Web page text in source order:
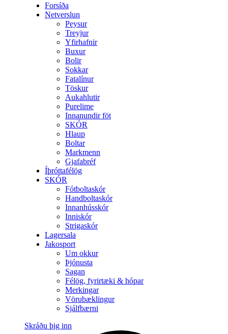
Forsíða
Netverslun
Peysur
Treyjur
Yfirhafnir
Buxur
Bolir
Sokkar
Fatalínur
Töskur
Aukahlutir
Purelime
Innanundir föt
SKÓR
Hlaup
Boltar
Markmenn
Gjafabréf
Íþróttafélög
SKÓR
Fótboltaskór
Handboltaskór
Innanhússkór
Inniskór
Strigaskór
Lagersala
Jakosport
Um okkur
Þjónusta
Sagan
Félög, fyrirtæki & hópar
Merkingar
Vörubæklingur
Sjálfbærni
Skráðu þig inn